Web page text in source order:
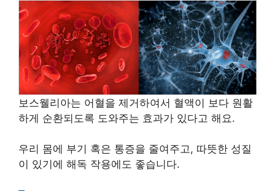
보스웰리아는 어혈을 제거하여서 혈액이 보다 원활
하게 순환되도록 도와주는 효과가 있다고 해요.
우리 몸에 부기 혹은 통증을 줄여주고, 따뜻한 성질
이 있기에 해독 작용에도 좋습니다.